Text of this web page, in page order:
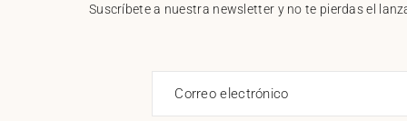
Suscríbete a nuestra newsletter y no te pierdas el
Correo electrónico